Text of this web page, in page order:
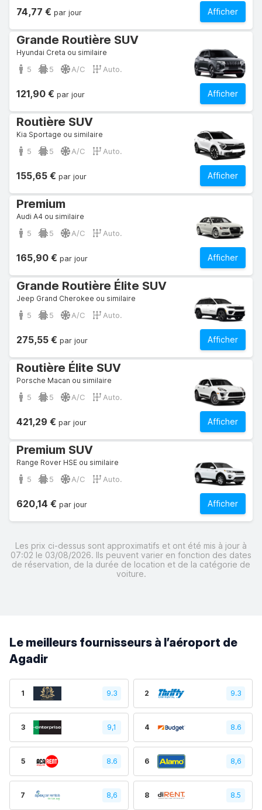
Afficher
74,77 € par jour
Grande Routière SUV
Hyundai Creta ou similaire
5 5 A/C Auto.
Afficher
121,90 € par jour
Routière SUV
Kia Sportage ou similaire
5 5 A/C Auto.
Afficher
155,65 € par jour
Premium
Audi A4 ou similaire
5 5 A/C Auto.
Afficher
165,90 € par jour
Grande Routière Élite SUV
Jeep Grand Cherokee ou similaire
5 5 A/C Auto.
Afficher
275,55 € par jour
Routière Élite SUV
Porsche Macan ou similaire
5 5 A/C Auto.
Afficher
421,29 € par jour
Premium SUV
Range Rover HSE ou similaire
5 5 A/C Auto.
Afficher
620,14 € par jour
Les prix ci-dessus sont approximatifs et ont été mis à jour à
07:02 le 03/08/2026. Ils peuvent varier en fonction des dates
de réservation, de la durée de location et de la catégorie de
voiture.
Le meilleurs fournisseurs à l’aéroport de
Agadir
1 9.3 2 9.3
3 9,1 4 8.6
5 8.6 6 8,6
7 8,6 8 8.5